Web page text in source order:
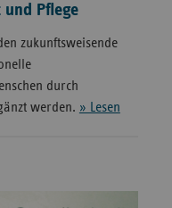
und Pflege
zukunftsweisende
durch
werden. » Lesen